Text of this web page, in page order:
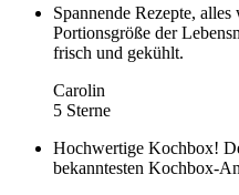
Spannende Rezepte,
Portionsgröße der
frisch und gekühlt.
Carolin
5 Sterne
Hochwertige Kochbox!
bekanntesten Kochbox-